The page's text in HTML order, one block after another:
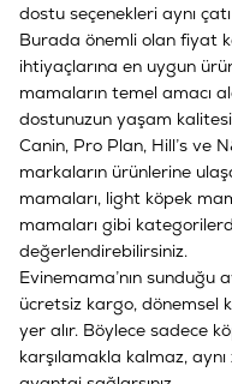
dostu seçenekleri aynı
Burada önemli olan fiyat
ihtiyaçlarına en uygun
mamaların temel amacı
dostunuzun yaşam
Canin, Pro Plan, Hill’s ve
markaların ürünlerine
mamaları, light köpek
mamaları gibi
değerlendirebilirsiniz.
Evinemama’nın sunduğu
ücretsiz kargo, dönemsel
yer alır. Böylece sadece
karşılamakla kalmaz,